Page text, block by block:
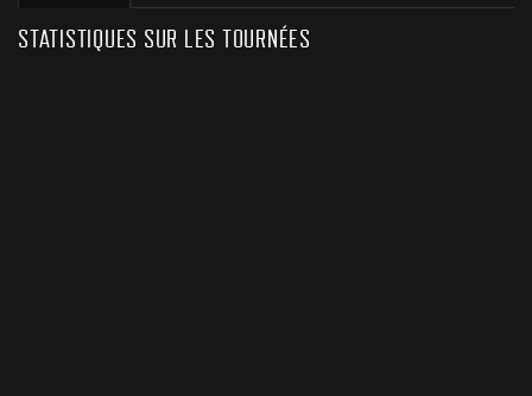
STATISTIQUES SUR LES TOURNÉES